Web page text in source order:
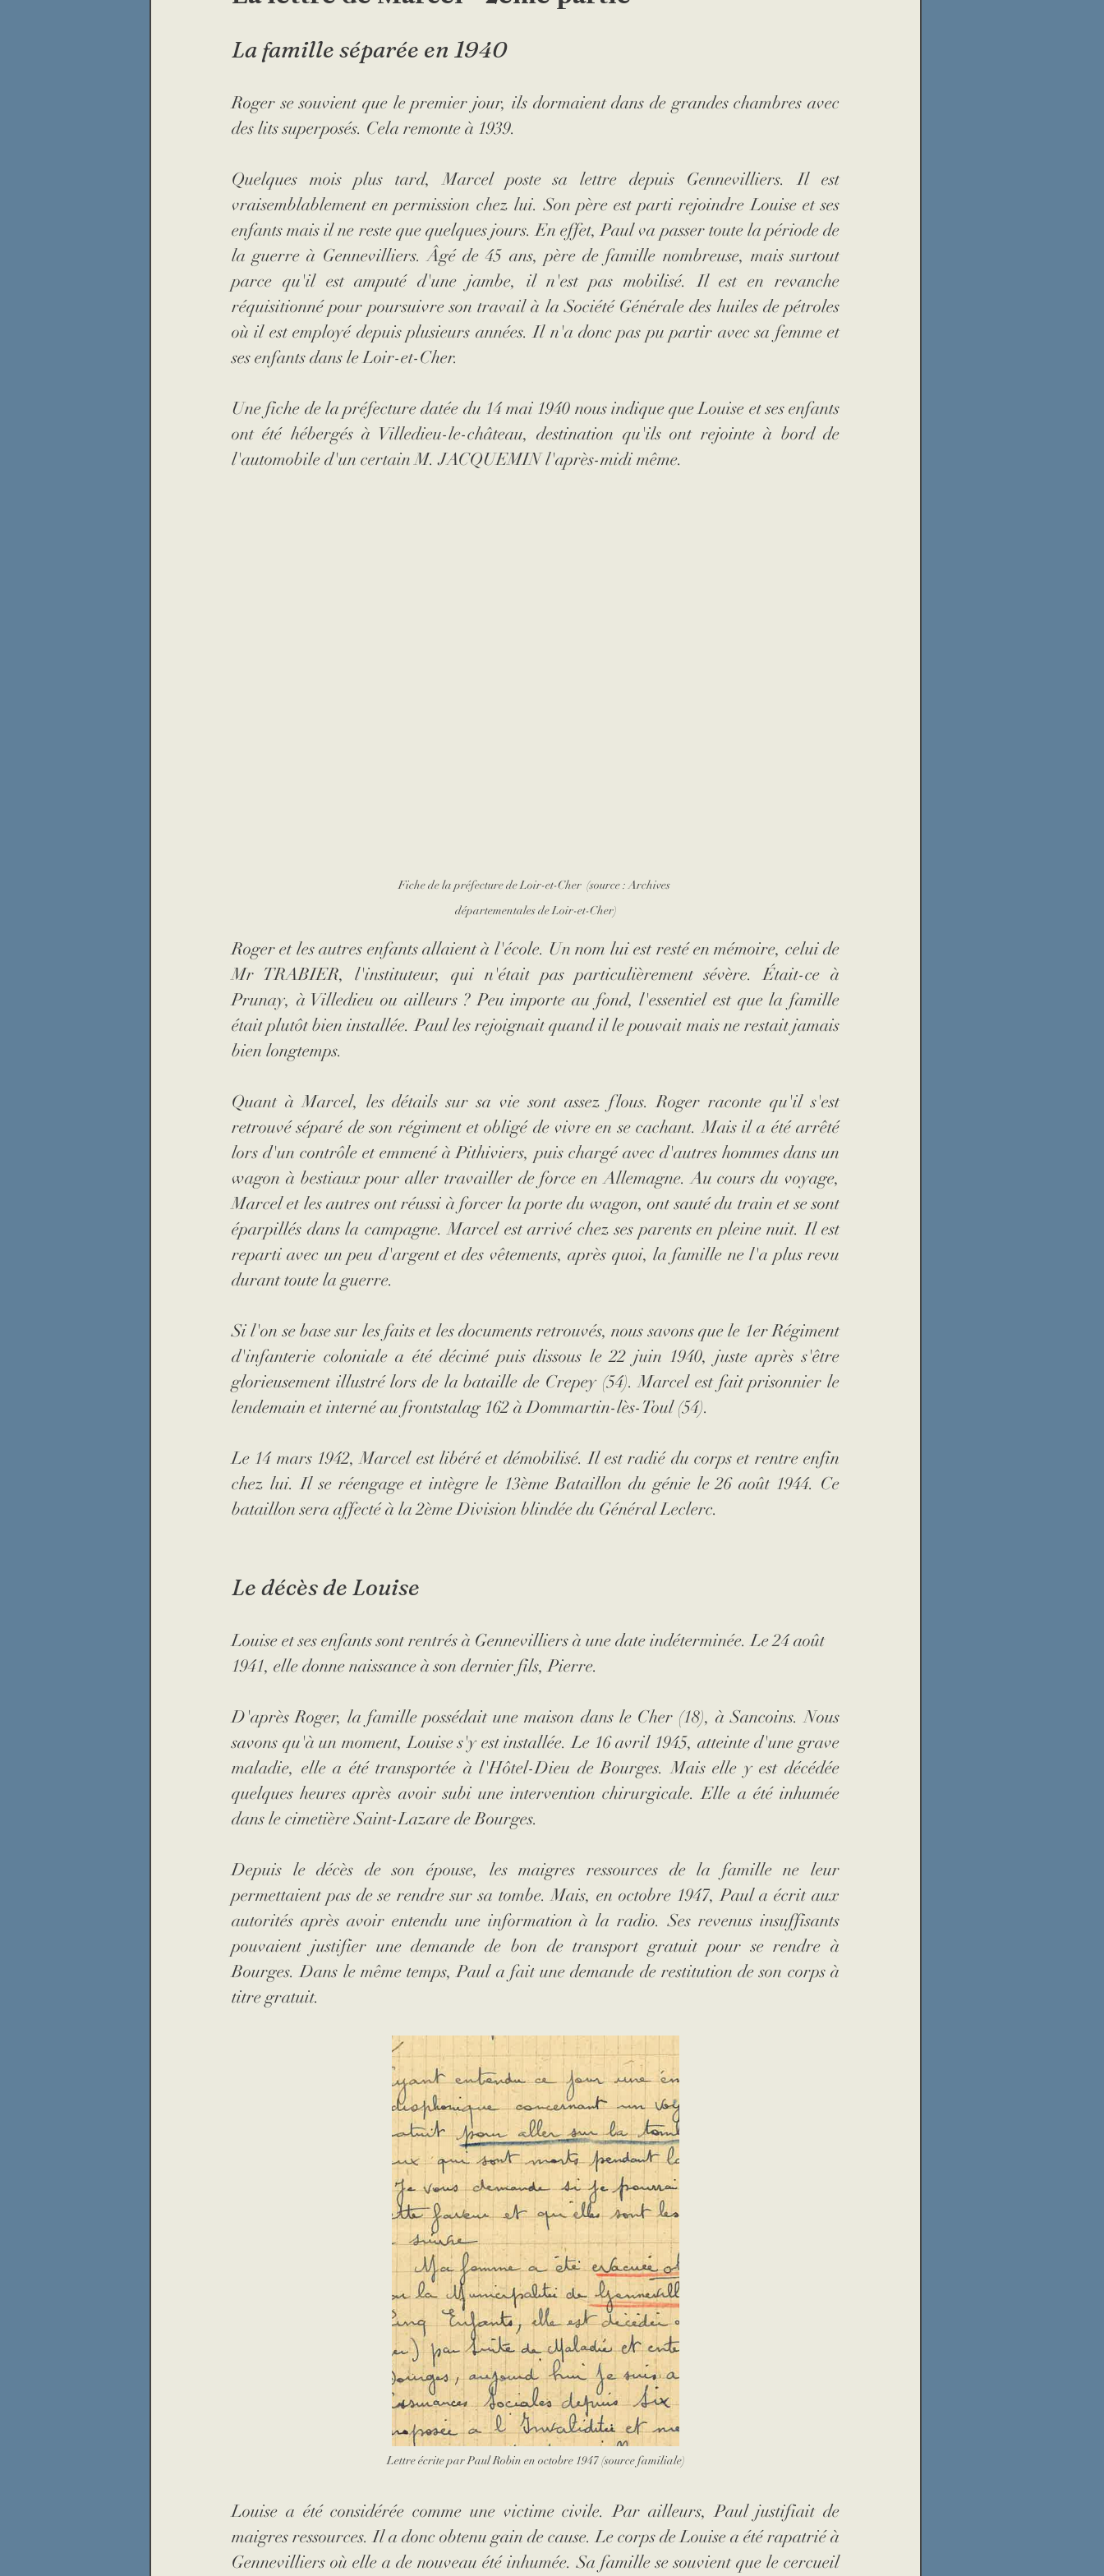
Légion d'honneur orphelin
loup religion Seconde Guerre mondiale Lettres évacués réfugiés
Archive insolite maréchaussée
La famille séparée en 1940
Roger se souvient que le premier jour, ils dormaient dans de grandes chambres avec
des lits superposés. Cela remonte à 1939.
Quelques mois plus tard, Marcel poste sa lettre depuis Gennevilliers. Il est
vraisemblablement en permission chez lui. Son père est parti rejoindre Louise et ses
enfants mais il ne reste que quelques jours. En effet, Paul va passer toute la période de
la guerre à Gennevilliers. Âgé de 45 ans, père de famille nombreuse, mais surtout
parce qu'il est amputé d'une jambe, il n'est pas mobilisé. Il est en revanche
réquisitionné pour poursuivre son travail à la Société Générale des huiles de pétroles
où il est employé depuis plusieurs années. Il n'a donc pas pu partir avec sa femme et
ses enfants dans le Loir-et-Cher.
Une fiche de la préfecture datée du 14 mai 1940 nous indique que Louise et ses enfants
ont été hébergés à Villedieu-le-château, destination qu'ils ont rejointe à bord de
l'automobile d'un certain M. JACQUEMIN l'après-midi même.
Fiche de la préfecture de Loir-et-Cher  (source : Archives
départementales de Loir-et-Cher)
Roger et les autres enfants allaient à l'école. Un nom lui est resté en mémoire, celui de
Mr TRABIER, l'instituteur, qui n'était pas particulièrement sévère. Était-ce à
Prunay, à Villedieu ou ailleurs ? Peu importe au fond, l'essentiel est que la famille
était plutôt bien installée. Paul les rejoignait quand il le pouvait mais ne restait jamais
bien longtemps.
Quant à Marcel, les détails sur sa vie sont assez flous. Roger raconte qu'il s'est
retrouvé séparé de son régiment et obligé de vivre en se cachant. Mais il a été arrêté
lors d'un contrôle et emmené à Pithiviers, puis chargé avec d'autres hommes dans un
wagon à bestiaux pour aller travailler de force en Allemagne. Au cours du voyage,
Marcel et les autres ont réussi à forcer la porte du wagon, ont sauté du train et se sont
éparpillés dans la campagne. Marcel est arrivé chez ses parents en pleine nuit. Il est
reparti avec un peu d'argent et des vêtements, après quoi, la famille ne l'a plus revu
durant toute la guerre.
Si l'on se base sur les faits et les documents retrouvés, nous savons que le 1er Régiment
d'infanterie coloniale a été décimé puis dissous le 22 juin 1940, juste après s'être
glorieusement illustré lors de la bataille de Crepey (54). Marcel est fait prisonnier le
lendemain et interné au frontstalag 162 à Dommartin-lès-Toul (54).
Le 14 mars 1942, Marcel est libéré et démobilisé. Il est radié du corps et rentre enfin
chez lui. Il se réengage et intègre le 13ème Bataillon du génie le 26 août 1944. Ce
bataillon sera affecté à la 2ème Division blindée du Général Leclerc.
Le décès de Louise
Louise et ses enfants sont rentrés à Gennevilliers à une date indéterminée. Le 24 août
1941, elle donne naissance à son dernier fils, Pierre.
D'après Roger, la famille possédait une maison dans le Cher (18), à Sancoins. Nous
savons qu'à un moment, Louise s'y est installée. Le 16 avril 1945, atteinte d'une grave
maladie, elle a été transportée à l'Hôtel-Dieu de Bourges. Mais elle y est décédée
quelques heures après avoir subi une intervention chirurgicale. Elle a été inhumée
dans le cimetière Saint-Lazare de Bourges.
Depuis le décès de son épouse, les maigres ressources de la famille ne leur
permettaient pas de se rendre sur sa tombe. Mais, en octobre 1947, Paul a écrit aux
autorités après avoir entendu une information à la radio. Ses revenus insuffisants
pouvaient justifier une demande de bon de transport gratuit pour se rendre à
Bourges. Dans le même temps, Paul a fait une demande de restitution de son corps à
titre gratuit.
Lettre écrite par Paul Robin en octobre 1947 (source familiale)
Louise a été considérée comme une victime civile. Par ailleurs, Paul justifiait de
maigres ressources. Il a donc obtenu gain de cause. Le corps de Louise a été rapatrié à
Gennevilliers où elle a de nouveau été inhumée. Sa famille se souvient que le cercueil